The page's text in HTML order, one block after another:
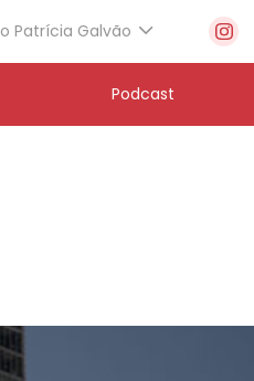
Patrícia Galvão
Podcast